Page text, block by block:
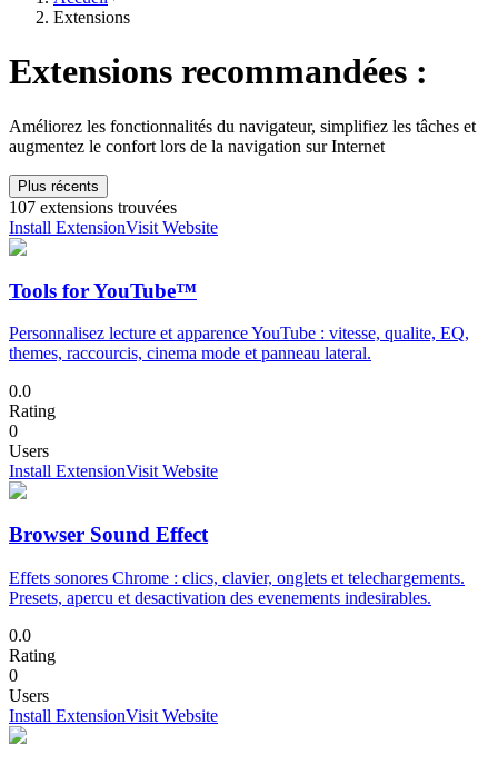
Extensions
Extensions recommandées :
Améliorez les fonctionnalités du navigateur, simplifiez les tâches et
augmentez le confort lors de la navigation sur Internet
Plus récents
107 extensions trouvées
Install ExtensionVisit Website
Tools for YouTube™
Personnalisez lecture et apparence YouTube : vitesse, qualite, EQ,
themes, raccourcis, cinema mode et panneau lateral.
0.0
Rating
0
Users
Install ExtensionVisit Website
Browser Sound Effect
Effets sonores Chrome : clics, clavier, onglets et telechargements.
Presets, apercu et desactivation des evenements indesirables.
0.0
Rating
0
Users
Install ExtensionVisit Website